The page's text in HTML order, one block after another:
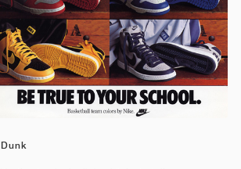
Dunk